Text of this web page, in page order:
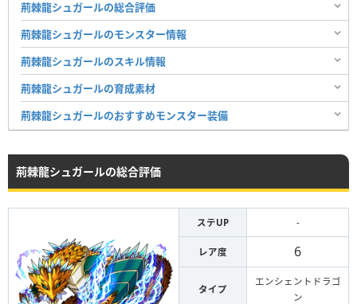
荊棘龍シュガールの総合評価
荊棘龍シュガールのモンスター情報
荊棘龍シュガールのスキル情報
荊棘龍シュガールの育成素材
荊棘龍シュガールのおすすめモンスター装備
荊棘龍シュガールの総合評価
ステUP -
レア度 6
タイプ
エンシェントドラゴ
ン